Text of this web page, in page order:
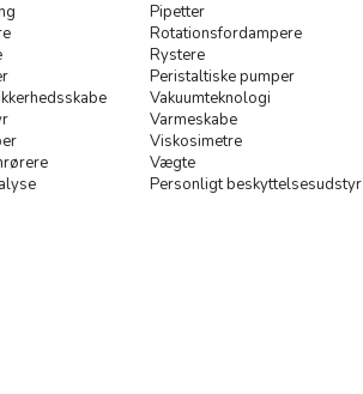
Pipetter
Rotationsfordampere
Rystere
Peristaltiske pumper
Vakuumteknologi
Varmeskabe
Viskosimetre
Vægte
Personligt beskyttelsesudstyr